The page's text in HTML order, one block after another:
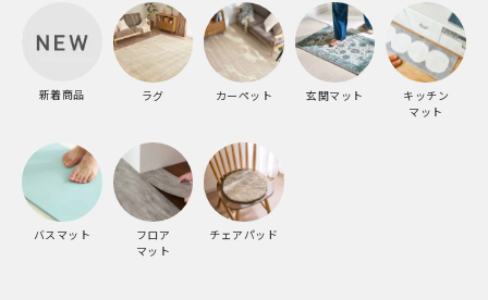
新着商品 ラグ カーペット 玄関マット
キッチン
マット
バスマット
フロア
マット
チェアパッド